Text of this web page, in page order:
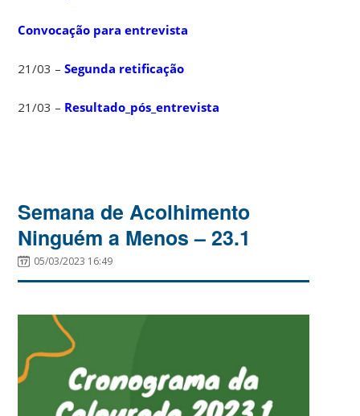
Convocação para entrevista
21/03 –Segunda retificação
21/03 – Resultado_pós_entrevista
Semana de Acolhimento
Ninguém a Menos – 23.1
05/03/2023 16:49